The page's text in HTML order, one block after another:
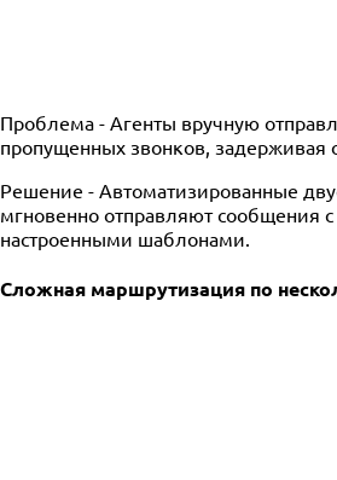
Проблема - Агенты вручную
пропущенных звонков, задерживая
Решение - Автоматизированные
мгновенно отправляют сообщения с
настроенными шаблонами.
Сложная маршрутизация по